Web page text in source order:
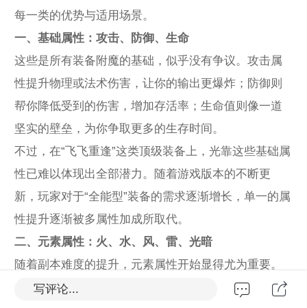
每一类的优势与适用场景。
一、基础属性：攻击、防御、生命
这些是所有装备附魔的基础，似乎没有争议。攻击属
性提升物理或法术伤害，让你的输出更爆炸；防御则
帮你降低受到的伤害，增加存活率；生命值则像一道
坚实的壁垒，为你争取更多的生存时间。
不过，在“飞飞重逢”这类顶级装备上，光靠这些基础属
性已难以体现出全部潜力。随着游戏版本的不断更
新，玩家对于“全能型”装备的需求逐渐增长，单一的属
性提升逐渐被多属性加成所取代。
二、元素属性：火、水、风、雷、光暗
随着副本难度的提升，元素属性开始显得尤为重要。
例如，火属性附魔可以增强火系伤害，适合偏向爆发
写评论...